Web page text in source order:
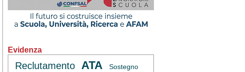
Evidenza
Reclutamento ATA Sostegno